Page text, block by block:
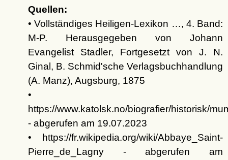
Quellen:
• Vollständiges Heiligen-Lexikon …, 4. Band:
M-P. Herausgegeben von Johann
Evangelist Stadler, Fortgesetzt von J. N.
Ginal, B. Schmid'sche Verlagsbuchhandlung
(A. Manz), Augsburg, 1875
•
https://www.katolsk.no/biografier/historisk/
- abgerufen am 19.07.2023
• https://fr.wikipedia.org/wiki/Abbaye_Saint-
Pierre_de_Lagny - abgerufen am